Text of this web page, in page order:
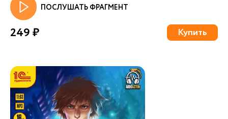
ПОСЛУШАТЬ ФРАГМЕНТ
249 ₽ Купить